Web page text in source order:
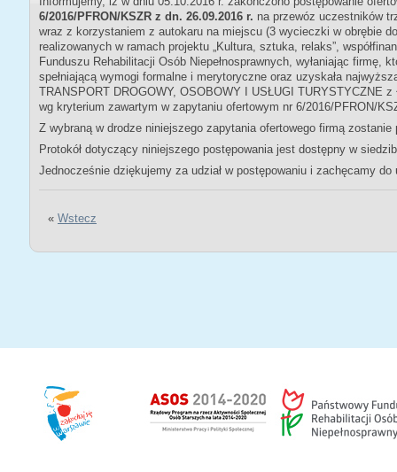
6/2016/PFRON/KSZR z dn. 26.09.2016 r. na przewóz uczestników
wraz z korzystaniem z autokaru na miejscu (3 wycieczki w obrębie
realizowanych w ramach projektu „Kultura, sztuka, relaks”,
Funduszu Rehabilitacji Osób Niepełnosprawnych, wyłaniając firmę,
spełniającą wymogi formalne i merytoryczne oraz uzyskała
TRANSPORT DROGOWY, OSOBOWY I USŁUGI TURYSTYCZNE
wg kryterium zawartym w zapytaniu ofertowym nr 6/2016/PFRON/
Z wybraną w drodze niniejszego zapytania ofertowego firmą zostanie
Protokół dotyczący niniejszego postępowania jest dostępny w
Jednocześnie dziękujemy za udział w postępowaniu i zachęcamy
« Wstecz